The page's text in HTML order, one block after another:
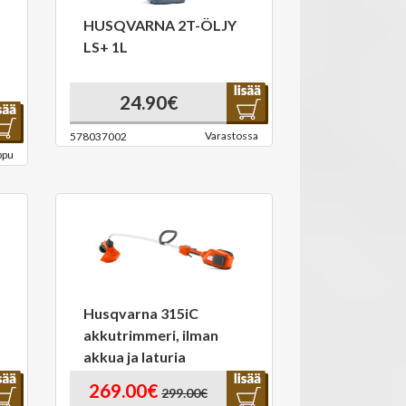
HUSQVARNA 2T-ÖLJY
LS+ 1L
24.90€
578037002 Varastossa
Husqvarna 315iC
akkutrimmeri, ilman
akkua ja laturia
269.00€ 299.00€